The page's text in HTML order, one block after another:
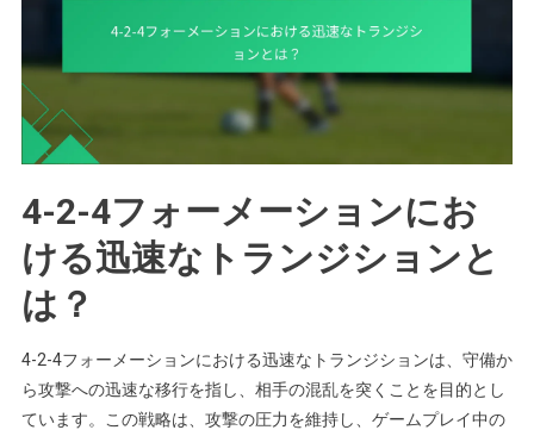
4-2-4フォーメーションにお
ける迅速なトランジションと
は？
4-2-4フォーメーションにおける迅速なトランジションは、守備か
ら攻撃への迅速な移行を指し、相手の混乱を突くことを目的とし
ています。この戦略は、攻撃の圧力を維持し、ゲームプレイ中の